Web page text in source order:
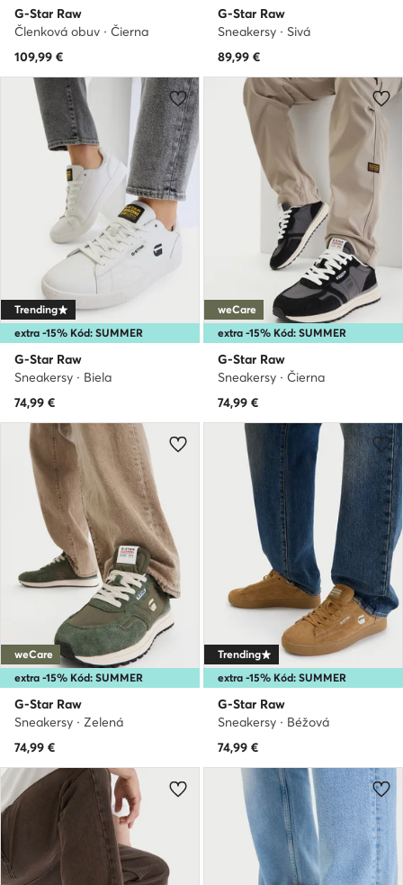
G-Star Raw
Členková obuv · Čierna
109,99 €
G-Star Raw
Sneakersy · Sivá
89,99 €
extra -15% Kód: SUMMER
Trending
G-Star Raw
Sneakersy · Biela
74,99 €
extra -15% Kód: SUMMER
weCare
G-Star Raw
Sneakersy · Čierna
74,99 €
extra -15% Kód: SUMMER
weCare
G-Star Raw
Sneakersy · Zelená
74,99 €
extra -15% Kód: SUMMER
Trending
G-Star Raw
Sneakersy · Béžová
74,99 €